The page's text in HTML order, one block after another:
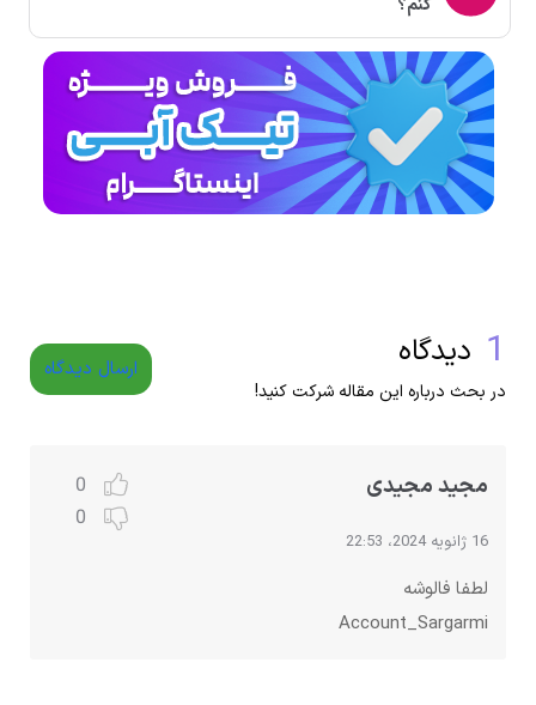
کنم؟
1 دیدگاه
در بحث درباره این مقاله شرکت کنید!
ارسال دیدگاه
0
0
مجید مجیدی
16 ژانویه 2024، 22:53
لطفا فالوشه
Account_Sargarmi